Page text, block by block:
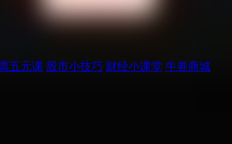
五元课 股市小技巧 财经小课堂 牛券商城